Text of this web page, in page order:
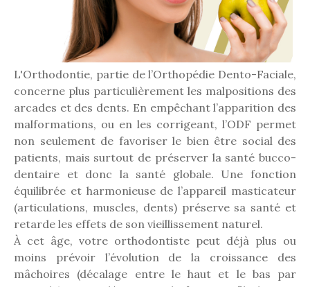
L'Orthodontie, partie de l’Orthopédie Dento-Faciale,
concerne plus particulièrement les malpositions des
arcades et des dents. En empêchant l’apparition des
malformations, ou en les corrigeant, l’ODF permet
non seulement de favoriser le bien être social des
patients, mais surtout de préserver la santé bucco-
dentaire et donc la santé globale. Une fonction
équilibrée et harmonieuse de l’appareil masticateur
(articulations, muscles, dents) préserve sa santé et
retarde les effets de son vieillissement naturel.
À cet âge, votre orthodontiste peut déjà plus ou
moins prévoir l’évolution de la croissance des
mâchoires (décalage entre le haut et le bas par